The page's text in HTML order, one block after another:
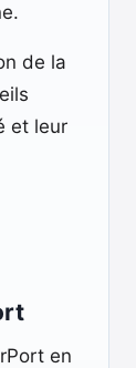
de la
et leur
en